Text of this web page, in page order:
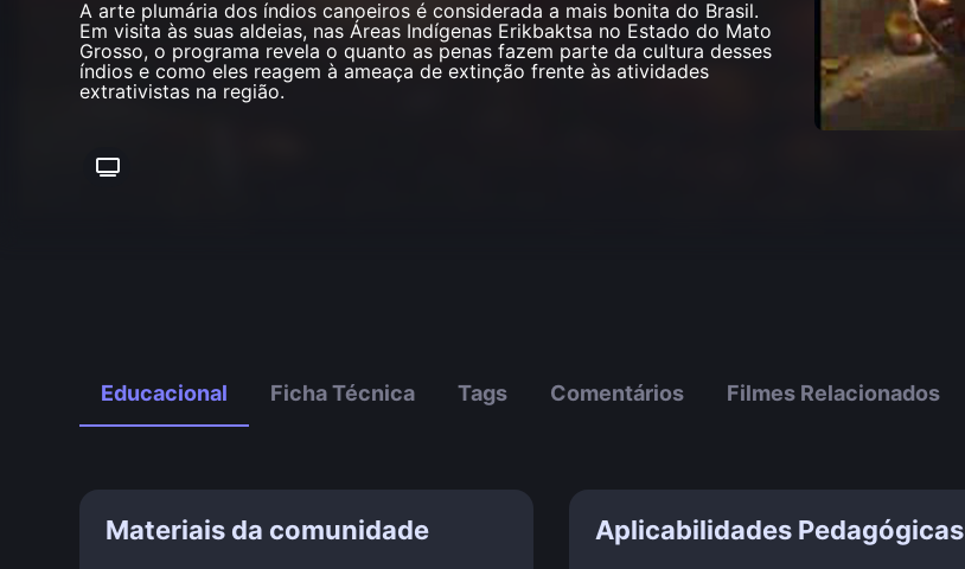
A arte plumária dos índios canoeiros é considerada a mais bonita do Brasil.
Em visita às suas aldeias, nas Áreas Indígenas Erikbaktsa no Estado do Mato
Grosso, o programa revela o quanto as penas fazem parte da cultura desses
índios e como eles reagem à ameaça de extinção frente às atividades
extrativistas na região.
Educacional Ficha Técnica Tags Comentários Filmes Relacionados
Materiais da comunidade Aplicabilidades Pedagógicas